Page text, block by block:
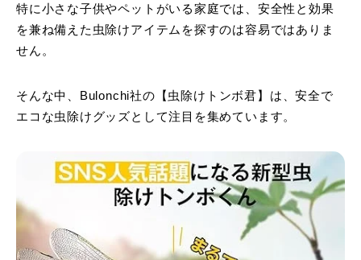
特に小さな子供やペットがいる家庭では、安全性と効果
を兼ね備えた虫除けアイテムを探すのは容易ではありま
せん。
そんな中、Bulonchi社の【虫除けトンボ君】は、安全で
エコな虫除けグッズとして注目を集めています。